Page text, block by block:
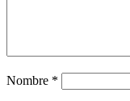
Nombre *